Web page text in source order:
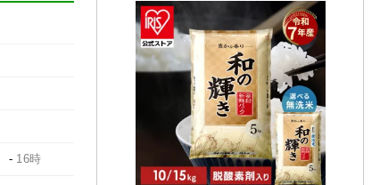
- 16時